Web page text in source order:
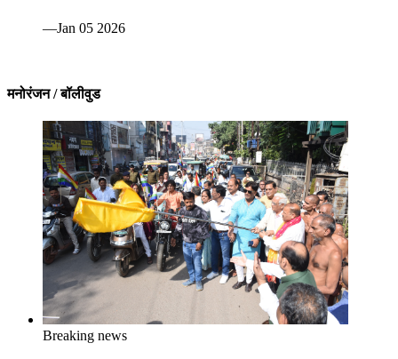
—Jan 05 2026
मनोरंजन / बॉलीवुड
Breaking news